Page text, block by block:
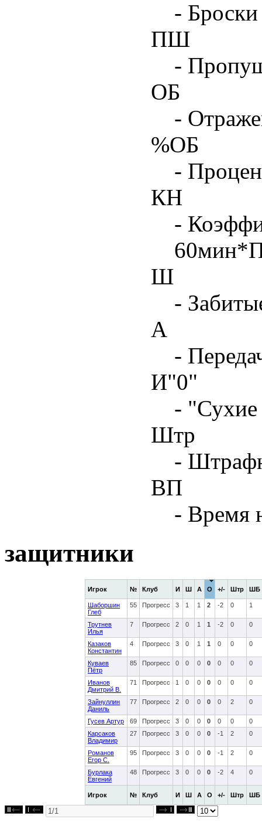
-
ПШ
-
ОБ
-
%ОБ
-
КН
-
Ш
-
А
-
И"0"
-
Штр
-
ВП
- Время
защитники
Игрок № Клуб И Ш А О +/- Штр ШБ
Игрок № Клуб И Ш А О +/- Штр ШБ
Шаборшин
Глеб
55 Прогресс 3 1 1 2 -2 0 1
Трутнев
Илья
7 Прогресс 2 0 1 1 -2 0 0
Казаков
Константин
4 Прогресс 3 0 1 1 0 0 0
Куваев
Пётр
85 Прогресс 0 0 0 0 0 0 0
Иванов
Дмитрий В.
71 Прогресс 1 0 0 0 0 0 0
Зайнуллин
Даниль
77 Прогресс 2 0 0 0 0 2 0
Гусев Артур 69 Прогресс 3 0 0 0 0 0
0
Карсаков
Владимир
27 Прогресс 3 0 0 0 -1 2 0
Романов
Егор С.
95 Прогресс 3 0 0 0 -1 2 0
Бурлака
Евгений
48 Прогресс 3 0 0 0 -2 4 0